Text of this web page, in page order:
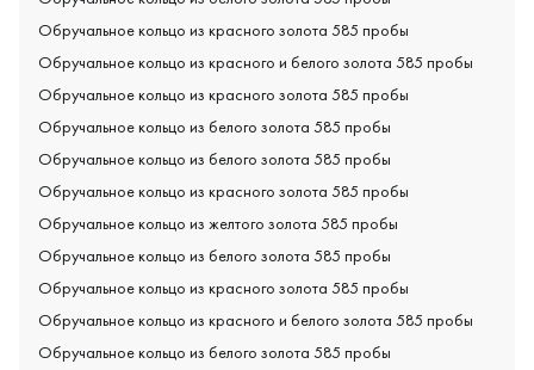
Обручальное кольцо из красного золота 585 пробы
Обручальное кольцо из красного и белого золота 585 пробы
Обручальное кольцо из красного золота 585 пробы
Обручальное кольцо из белого золота 585 пробы
Обручальное кольцо из белого золота 585 пробы
Обручальное кольцо из красного золота 585 пробы
Обручальное кольцо из желтого золота 585 пробы
Обручальное кольцо из белого золота 585 пробы
Обручальное кольцо из красного золота 585 пробы
Обручальное кольцо из красного и белого золота 585 пробы
Обручальное кольцо из белого золота 585 пробы